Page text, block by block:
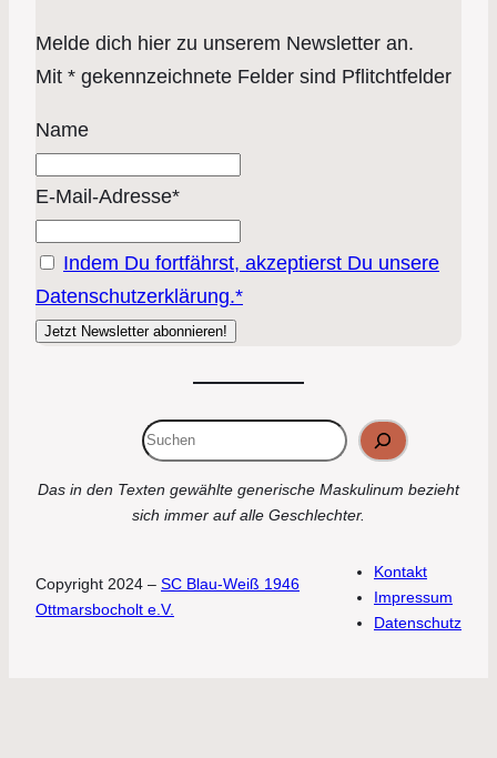
Melde dich hier zu unserem Newsletter an.
Mit * gekennzeichnete Felder sind Pflitchtfelder
Name
E-Mail-Adresse*
Indem Du fortfährst, akzeptierst Du unsere
Datenschutzerklärung.*
Das in den Texten gewählte generische Maskulinum bezieht
sich immer auf alle Geschlechter.
Copyright 2024 – SC Blau-Weiß 1946
Ottmarsbocholt e.V.
Kontakt
Impressum
Datenschutz